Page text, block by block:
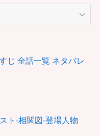
じ 全話一覧 ネタバレ
ト-相関図-登場人物